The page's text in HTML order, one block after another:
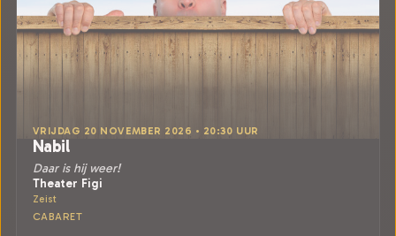
VRIJDAG 20 NOVEMBER 2026 • 20:30 UUR
Nabil
Daar is hij weer!
Theater Figi
Zeist
CABARET